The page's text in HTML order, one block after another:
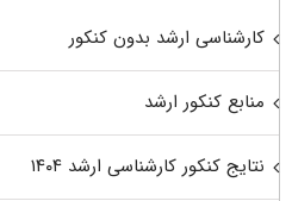
کارشناسی ارشد بدون کنکور
منابع کنکور ارشد
نتایج کنکور کارشناسی ارشد ۱۴۰۴